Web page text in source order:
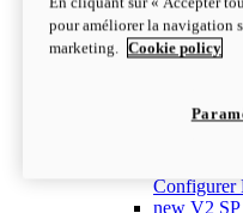
Configurer
newV2 SP
69
Configurer
new V2
pour améliorer la navigation
marketing.
Cookie policy